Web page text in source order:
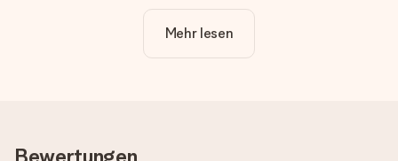
noch eines unserer angebotenen Designs, um deinem
Geschenk die perfekte Ausstrahlung zu verleihen.
Wir möchten sicherstellen, dass du mit deinem Geschenk
Mehr lesen